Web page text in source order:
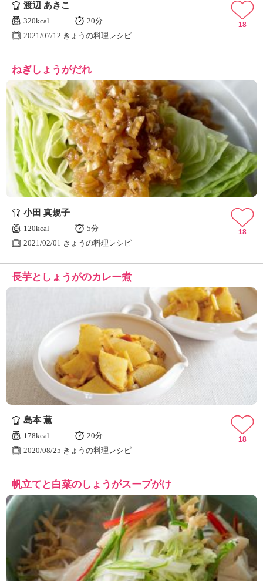
渡辺 あきこ
320kcal
20分
2021/07/12 きょうの料理レシピ
18
ねぎしょうがだれ
小田 真規子
120kcal
5分
2021/02/01 きょうの料理レシピ
18
長芋としょうがのカレー煮
島本 薫
178kcal
20分
2020/08/25 きょうの料理レシピ
18
帆立てと白菜のしょうがスープがけ